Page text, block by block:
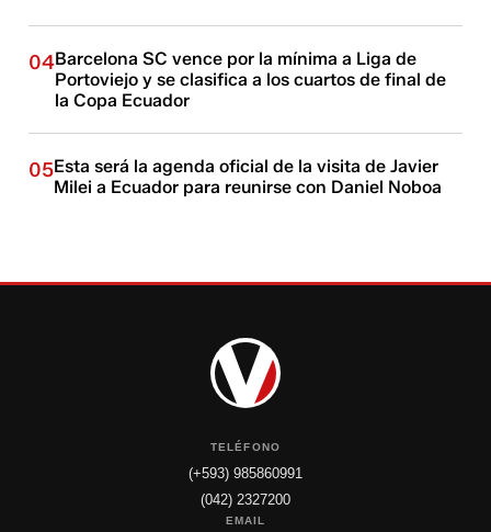
04Barcelona SC vence por la mínima a Liga de
Portoviejo y se clasifica a los cuartos de final de
la Copa Ecuador
05Esta será la agenda oficial de la visita de Javier
Milei a Ecuador para reunirse con Daniel Noboa
TELÉFONO
(+593) 985860991
(042) 2327200
EMAIL